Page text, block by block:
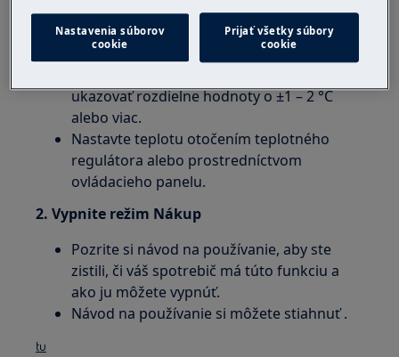
pretože teplota vzduchu sa počas každého
chladiaceho cyklu mení (medzi spustením
a zastavením chladiaceho kompresora).
ukazovať rozdielne hodnoty o ±1 – 2 °C
alebo viac.
Nastavte teplotu otočením teplotného
regulátora alebo prostredníctvom
ovládacieho panelu.
2. Vypnite režim Nákup
Pozrite si návod na používanie, aby ste
zistili, či váš spotrebič má túto funkciu a
ako ju môžete vypnúť.
Návod na používanie si môžete stiahnuť .
tu
Nastavenia súborov
cookie
Prijať všetky súbory
cookie